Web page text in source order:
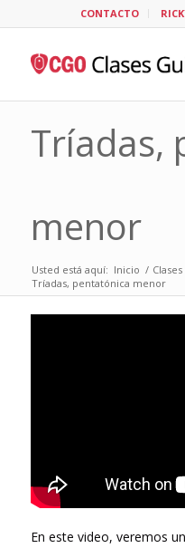
CONTACTO
Tríadas,
menor
Usted está aquí: Inicio /
Tríadas, pentatónica menor
En este video, veremos